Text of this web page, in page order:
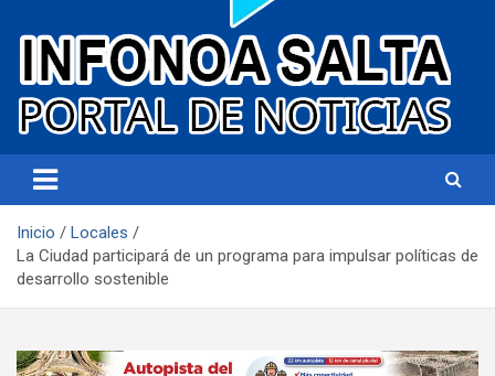
Infonoa Salta
Inicio
Locales
La Ciudad participará de un programa para impulsar políticas de
desarrollo sostenible